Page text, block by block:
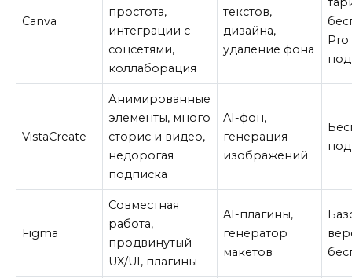
Canva
простота,
интеграции с
соцсетями,
коллаборация
текстов,
дизайна,
удаление фона
VistaCreate
Анимированные
элементы, много
сторис и видео,
недорогая
подписка
AI-фон,
генерация
изображений
Figma
Совместная
работа,
продвинутый
UX/UI, плагины
AI-плагины,
генератор
макетов